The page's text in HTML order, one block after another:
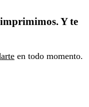
Y te
en todo momento.